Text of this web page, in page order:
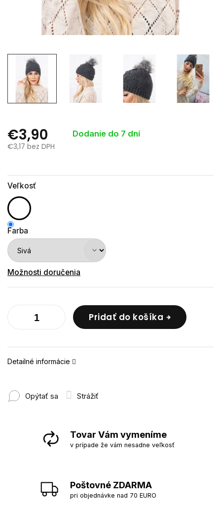
€3,90
Dodanie do 7 dní
€3,17 bez DPH
Veľkosť
Farba
Možnosti doručenia
Pridať do košíka
Detailné informácie
Opýtať sa Strážiť
Tovar Vám vymeníme
v prípade že vám nesadne veľkosť
Poštovné ZDARMA
pri objednávke nad 70 EURO